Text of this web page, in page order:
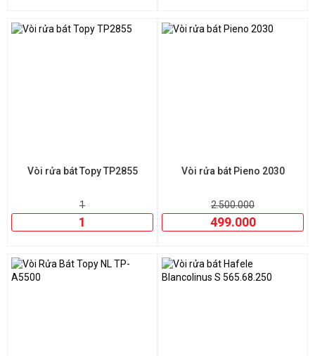
Vòi rửa bát Topy TP2855
1
1
Vòi rửa bát Pieno 2030
2.500.000
499.000